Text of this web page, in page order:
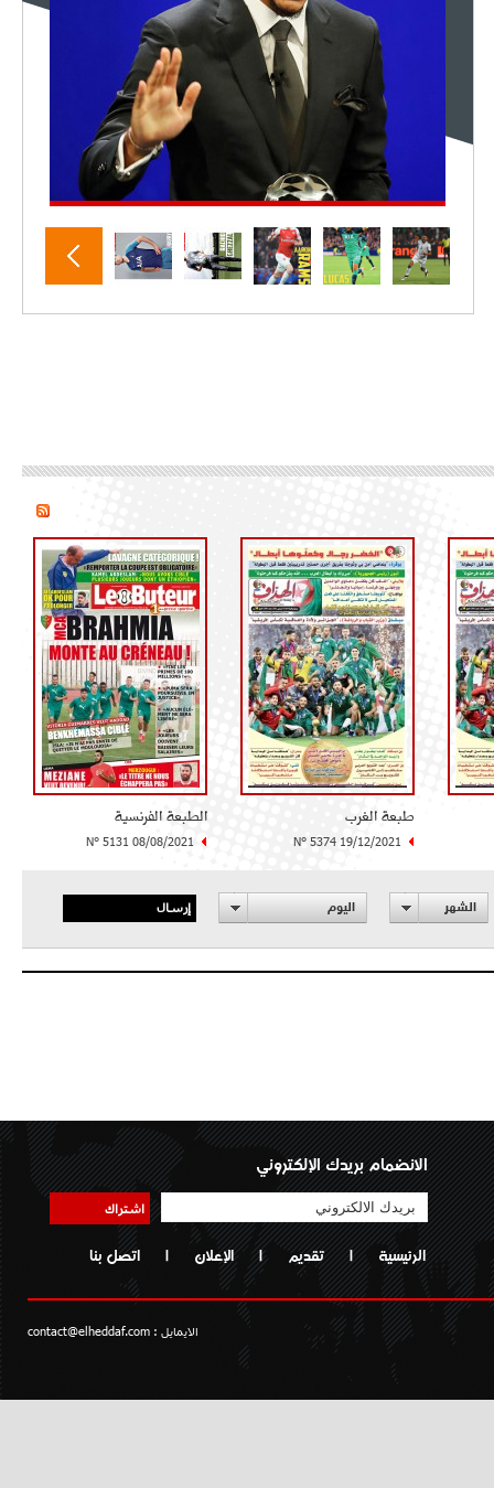
طبعة الغرب
N° 5374 19/12/2021
الطبعة الفرنسية
N° 5131 08/08/2021
الشهر اليوم إرسال
الانضمام بريدك الإلكتروني
اشتراك
الرئيسية | تقديم | الإعلان | اتصل بنا
الايمايل : contact@elheddaf.com